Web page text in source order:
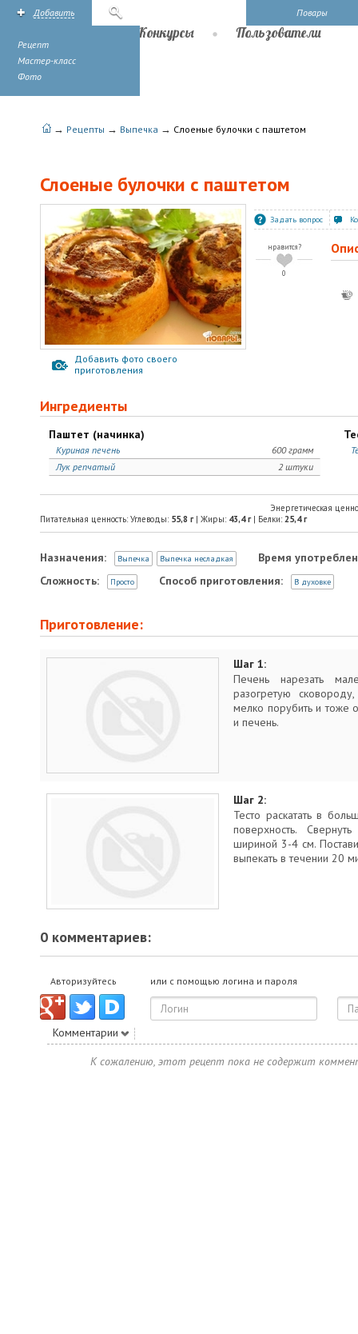
Повары
Добавить
Рецепт
Мастер-класс
Фото
Конкурсы Пользователи
→ Рецепты → Выпечка → Слоеные булочки с паштетом
Слоеные булочки с паштетом
Добавить фото своего
приготовления
Задать вопрос
нравится?
0
Ингредиенты
Паштет (начинка)
600 грамм
Куриная печень
2 штуки
Лук репчатый
Энергетическая
Питательная ценность: Углеводы: 55,8 г| Жиры: 43,4г| Белки: 25,4г
Назначения: Выпечка Выпечка несладкая
Время
Сложность:
Просто Способ приготовления: В духовке
Приготовление:
Шаг 1:
Печень нарезать
разогретую
мелко порубить и тоже
и печень.
Шаг 2:
Тесто раскатать в
поверхность.
шириной 3-4 см.
выпекать в течении 20
0 комментариев:
Авторизуйтесь или с помощью логина и пароля
Комментарии
К сожалению, этот рецепт пока не содержит